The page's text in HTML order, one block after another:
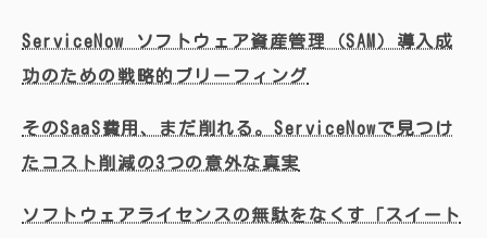
ServiceNow ソフトウェア資産管理（SAM）導入成
功のための戦略的ブリーフィング
そのSaaS費用、まだ削れる。ServiceNowで見つけ
たコスト削減の3つの意外な真実
ソフトウェアライセンスの無駄をなくす「スイート